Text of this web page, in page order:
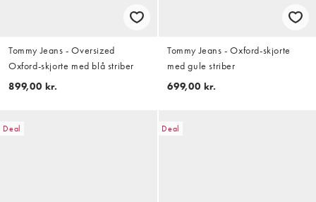
Tommy Jeans - Oversized
Oxford-skjorte med blå striber
899,00 kr.
Tommy Jeans - Oxford-skjorte
med gule striber
699,00 kr.
Deal Deal